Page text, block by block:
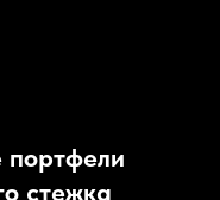
стежка